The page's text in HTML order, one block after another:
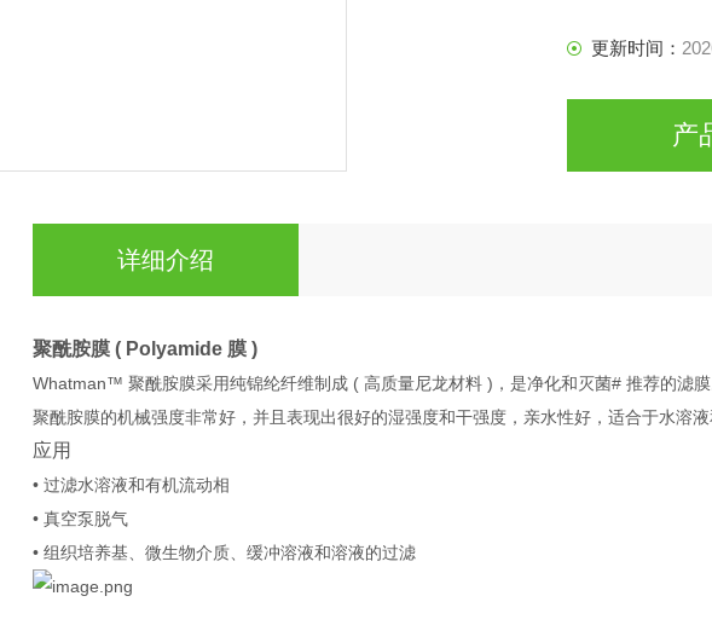
更新时间：
产
详细介绍
聚酰胺膜 ( Polyamide 膜 )
Whatman™ 聚酰胺膜采用纯锦纶纤维制成 ( 高质量尼龙材料 )，是净化和灭菌# 推荐的滤膜
聚酰胺膜的机械强度非常好，并且表现出很好的湿强度和干强度，亲水性好，适合于水溶
应用
• 过滤水溶液和有机流动相
• 真空泵脱气
• 组织培养基、微生物介质、缓冲溶液和溶液的过滤